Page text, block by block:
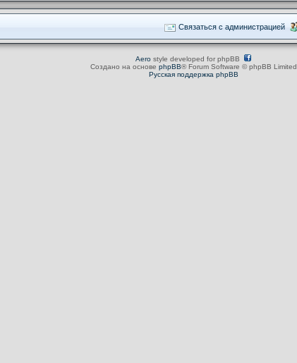
Связаться с администрацией
Aero style developed for phpBB
Создано на основе phpBB® Forum Software © phpBB Limited
Русская поддержка phpBB